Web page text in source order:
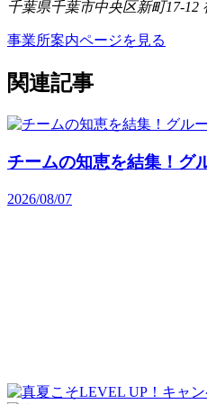
千葉県千葉市中央区新町17-12
事業所案内ページを見る
関連記事
チームの知恵を結集！グ
2026/08/07